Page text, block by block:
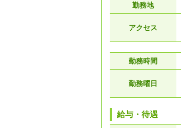
勤務地
アクセス
勤務時間
勤務曜日
給与・待遇